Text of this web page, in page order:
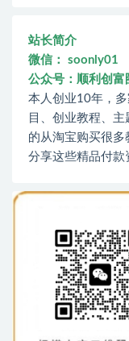
站长简介
微信： soonly01
公众号：顺利创富
本人创业10年，
目、创业教程、
的从淘宝购买很
分享这些精品付款